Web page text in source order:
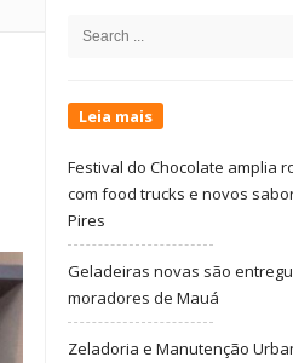
Sidebar
Search
Leia mais
Festival do Chocolate amplia
com food trucks e novos
Pires
Geladeiras novas são
moradores de Mauá
Zeladoria e Manutenção